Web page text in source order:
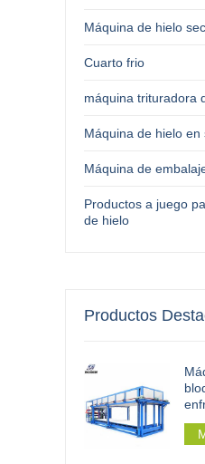
Máquina de hielo
Cuarto frio
máquina trituradora
Máquina de hielo en
Máquina de
Productos a juego
de hielo
Productos